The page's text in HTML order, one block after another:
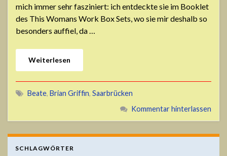
mich immer sehr fasziniert: ich entdeckte sie im Booklet
des This Womans Work Box Sets, wo sie mir deshalb so
besonders auffiel, da …
Weiterlesen
Beate, Brian Griffin, Saarbrücken
Kommentar hinterlassen
SCHLAGWÖRTER